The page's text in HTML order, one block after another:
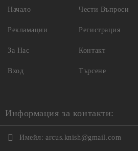
Начало
Рекламации
За Нас
Вход
Чести Въпроси
Регистрация
Контакт
Търсене
Информация за контакти:
Имейл: arcus.knish@gmail.com